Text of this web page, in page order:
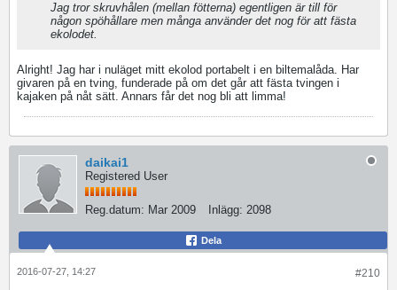
Jag tror skruvhålen (mellan fötterna) egentligen är till för
någon spöhållare men många använder det nog för att fästa
ekolodet.
Alright! Jag har i nuläget mitt ekolod portabelt i en biltemalåda. Har
givaren på en tving, funderade på om det går att fästa tvingen i
kajaken på nåt sätt. Annars får det nog bli att limma!
daikai1
Registered User
Reg.datum: Mar 2009 Inlägg: 2098
Dela
#210
2016-07-27, 14:27